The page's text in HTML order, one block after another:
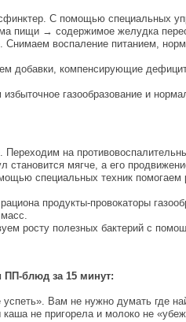
С помощью специальных
пищи → содержимое желудка
Снимаем воспаление питанием,
добавки, компенсирующие
газообразование и
Переходим на
становится мягче, а его
специальных техник помогаем
продукты-провокаторы
росту полезных бактерий с
ПП-блюд за 15 минут:
Вам не нужно думать где
не пригорела и молоко не